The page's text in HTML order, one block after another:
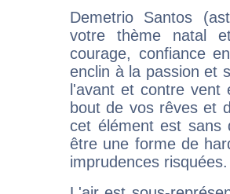
Demetrio Santos
votre thème natal
courage, confiance
enclin à la passion et
l'avant et contre vent
bout de vos rêves et
cet élément est sans
être une forme de
imprudences risquées.